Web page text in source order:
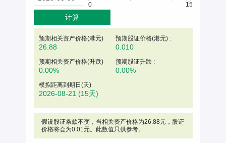
0 15
计算
预期相关资产价格(港元)
26.88
预期股证价格(港元) :
0.010
预期相关资产价格(升跌)
0.00%
预期股证升跌 :
0.00%
模拟距离到期日(天)
2026-08-21 (15天)
假设股证条款不变，当相关资产价格为26.88元，股证
价格将会为0.01元。此数值只供参考。